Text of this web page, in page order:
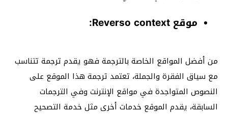
موقع Reverso context:
من أفضل المواقع الخاصة بالترجمة فهو يقدم ترجمة تتناسب
مع سياق الفقرة والجملة، تعتمد ترجمة هذا الموقع على
النصوص المتواجدة في مواقع الإنترنت وفي الترجمات
السابقة، يقدم الموقع خدمات أخرى مثل خدمة التصحيح